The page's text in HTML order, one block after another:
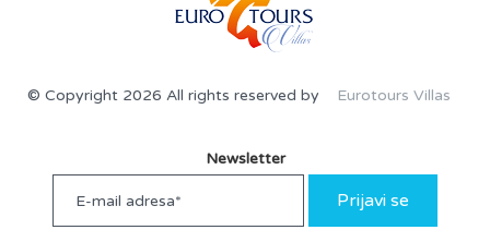
© Copyright 2026 All rights reserved by Eurotours Villas
Newsletter
Prijavi se